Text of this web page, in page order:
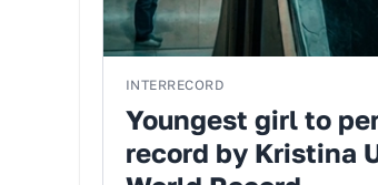
INTERRECORD
Youngest girl to
record by Kristina